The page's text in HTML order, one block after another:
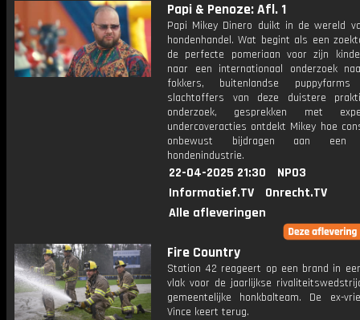
Papi & Penoze: Afl. 1
Papi Mikey Dinero duikt in de wereld
hondenhandel. Wat begint als een
de perfecte pomeriaan voor zijn
naar een internationaal onderzoek
fokkers, buitenlandse
slachtoffers van deze duistere
onderzoek, gesprekken met
undercoveracties ontdekt Mikey hoe
onbewust bijdragen aan een
hondenindustrie.
22-04-2025 21:30
NPO3
Informatief.TV
Onrecht.TV
Alle afleveringen
Fire Country
Station 42 reageert op een brand in
vlak voor de jaarlijkse
gemeentelijke honkbalteam. De ex-
Vince keert terug.